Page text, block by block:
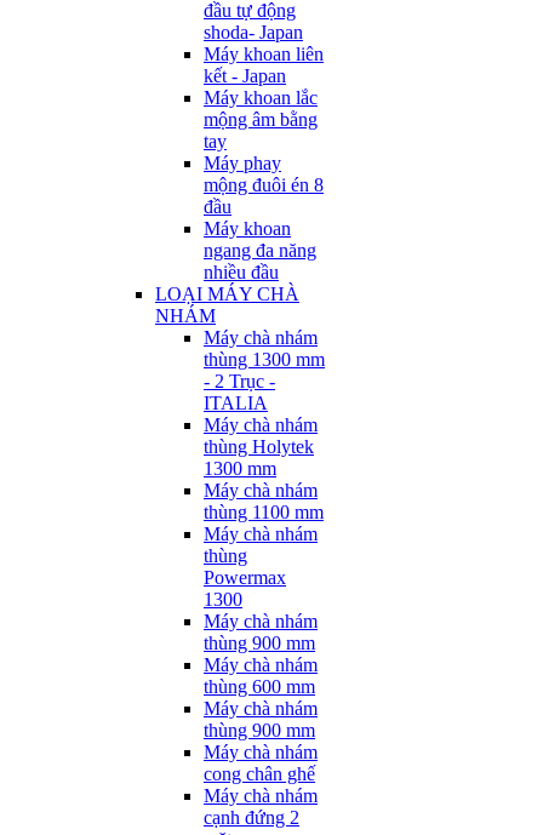
đầu tự động
shoda- Japan
Máy khoan liên
kết - Japan
Máy khoan lắc
mộng âm bằng
tay
Máy phay
mộng đuôi én 8
đầu
Máy khoan
ngang đa năng
nhiều đầu
LOẠI MÁY CHÀ
NHÁM
Máy chà nhám
thùng 1300 mm
- 2 Trục -
ITALIA
Máy chà nhám
thùng Holytek
1300 mm
Máy chà nhám
thùng 1100 mm
Máy chà nhám
thùng
Powermax
1300
Máy chà nhám
thùng 900 mm
Máy chà nhám
thùng 600 mm
Máy chà nhám
thùng 900 mm
Máy chà nhám
cong chân ghế
Máy chà nhám
cạnh đứng 2